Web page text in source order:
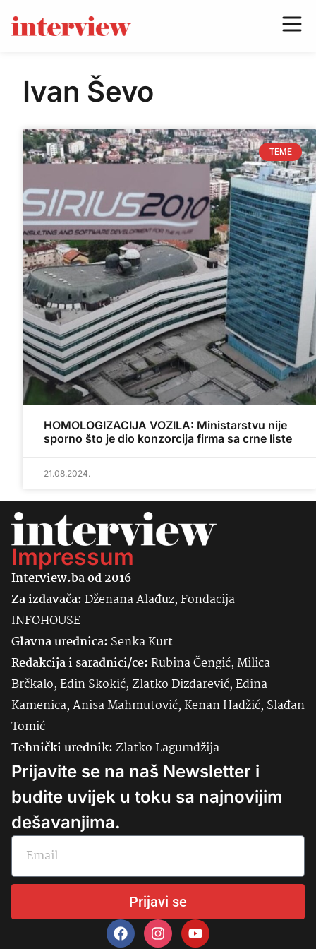
Ivan Ševo
TEME
HOMOLOGIZACIJA VOZILA: Ministarstvu nije
sporno što je dio konzorcija firma sa crne liste
21.08.2024.
Impressum
Interview.ba od 2016
Za izdavača:Dženana Alađuz, Fondacija
INFOHOUSE
Glavna urednica: SenkaKurt
Redakcija i saradnici/ce:Rubina Čengić, Milica
Brčkalo, Edin Skokić, Zlatko Dizdarević, Edina
Kamenica, Anisa Mahmutović, Kenan Hadžić, Slađan
Tomić
Tehnički urednik:Zlatko Lagumdžija
Prijavite se na naš Newsletter i
budite uvijek u toku sa najnovijim
dešavanjima.
Prijavi se